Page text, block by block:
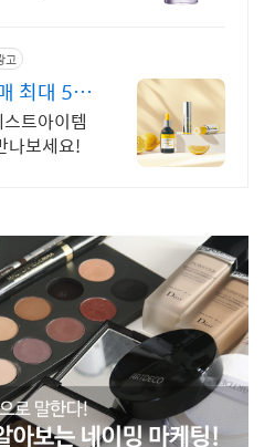
고
최대 5천
트아이템
나보세요!